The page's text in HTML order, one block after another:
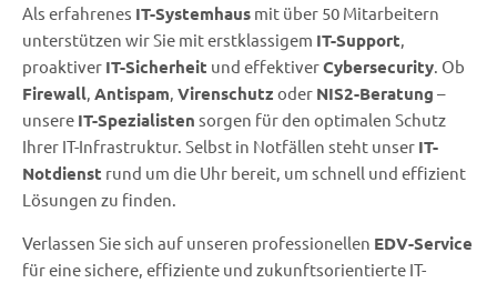
Als erfahrenes IT-Systemhaus mit über 50 Mitarbeitern
unterstützen wir Sie mit erstklassigem IT-Support,
proaktiver IT-Sicherheit und effektiverCybersecurity. Ob
Firewall, Antispam, Virenschutz oder NIS2-Beratung –
unsere IT-Spezialisten sorgen für den optimalen Schutz
Ihrer IT-Infrastruktur. Selbst in Notfällen steht unser IT-
Notdienst rund um die Uhr bereit, um schnell und effizient
Lösungen zu finden.
Verlassen Sie sich auf unseren professionellen EDV-Service
für eine sichere, effiziente und zukunftsorientierte IT-